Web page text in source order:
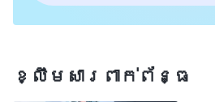
លើក្រដាសដដែល។ ខ្ញុំមិនអ
សំបុត្រ ហើយខ្ញុំក៏មិនអាចមិន
ខ្លឹមសារ​ពាក់ព័ន្ធ